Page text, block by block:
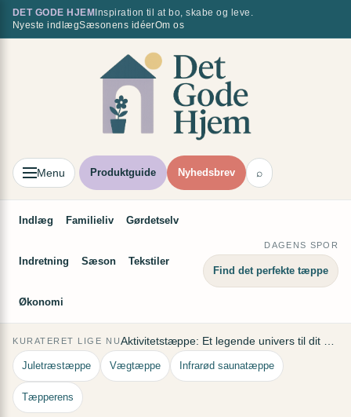
Spring
DET GODE HJEM Inspiration til at bo, skabe og leve.
Nyeste indlægSæsonens idéerOm os
Menu Produktguide Nyhedsbrev ⌕
Indlæg Familieliv Gørdetselv
Indretning Sæson Tekstiler
Økonomi
DAGENS SPOR
Find det perfekte tæppe
KURATERET LIGE NU
Juletræstæppe Vægtæppe Infrarød saunatæppe
Tæpperens